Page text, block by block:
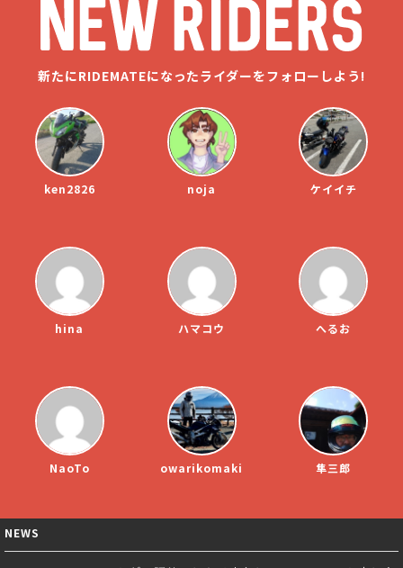
新たにRIDEMATEになったライダーをフォローしよう!
ken2826 noja ケイイチ
hina ハマコウ へるお
NaoTo owarikomaki 隼三郎
NEWS